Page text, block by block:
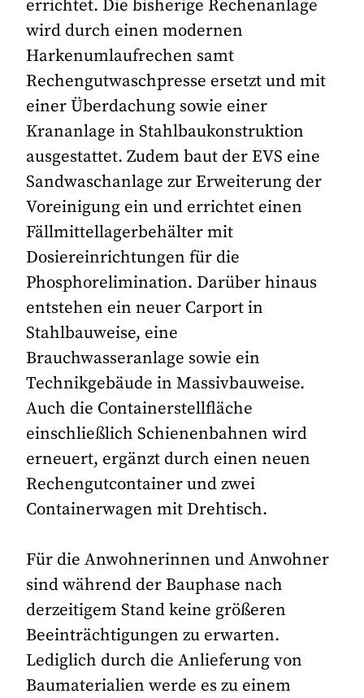
errichtet. Die bisherige Rechenanlage
wird durch einen modernen
Harkenumlaufrechen samt
Rechengutwaschpresse ersetzt und mit
einer Überdachung sowie einer
Krananlage in Stahlbaukonstruktion
ausgestattet. Zudem baut der EVS eine
Sandwaschanlage zur Erweiterung der
Voreinigung ein und errichtet einen
Fällmittellagerbehälter mit
Dosiereinrichtungen für die
Phosphorelimination. Darüber hinaus
entstehen ein neuer Carport in
Stahlbauweise, eine
Brauchwasseranlage sowie ein
Technikgebäude in Massivbauweise.
Auch die Containerstellfläche
einschließlich Schienenbahnen wird
erneuert, ergänzt durch einen neuen
Rechengutcontainer und zwei
Containerwagen mit Drehtisch.
Für die Anwohnerinnen und Anwohner
sind während der Bauphase nach
derzeitigem Stand keine größeren
Beeinträchtigungen zu erwarten.
Lediglich durch die Anlieferung von
Baumaterialien werde es zu einem